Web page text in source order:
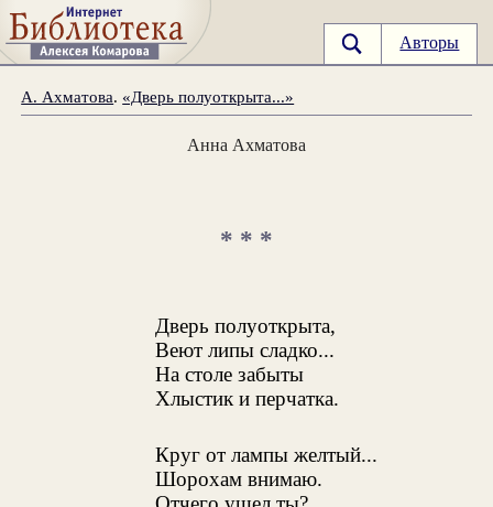
Авторы
А. Ахматова. «Дверь полуоткрыта...»
Анна Ахматова
* * *
Дверь полуоткрыта,
Веют липы сладко...
На столе забыты
Хлыстик и перчатка.
Круг от лампы желтый...
Шорохам внимаю.